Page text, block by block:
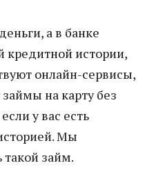
а в банке
кредитной истории,
онлайн-сервисы,
на карту без
у вас есть
Мы
такой займ.